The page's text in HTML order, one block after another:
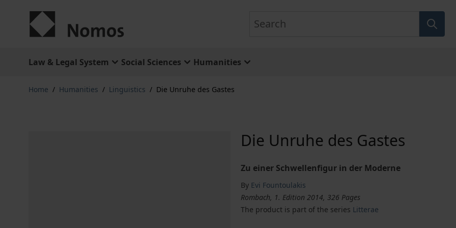
Law & Legal System Social Sciences Humanities
Home / Humanities / Linguistics / Die Unruhe des Gastes
Die Unruhe des Gastes
Zu einer Schwellenfigur in der Moderne
By Evi Fountoulakis
Rombach, 1. Edition 2014, 326 Pages
The product is part of the series Litterae